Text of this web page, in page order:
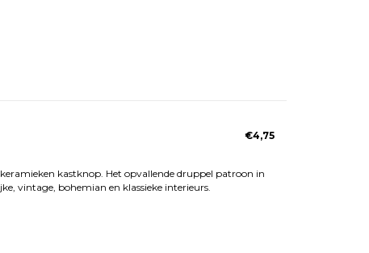
€4,75
kastknop. Het opvallende druppel patroon in
vintage, bohemian en klassieke interieurs.